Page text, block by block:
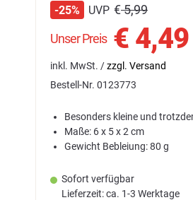
Unser Preis € 4,49
inkl. MwSt. /zzgl. Versand
-25% UVP €5,99
Bestell-Nr. 0123773
Besonders kleine und
Maße: 6 x 5 x 2 cm
Gewicht Bebleiung: 80 g
Sofort verfügbar
Lieferzeit: ca. 1-3 Werktage